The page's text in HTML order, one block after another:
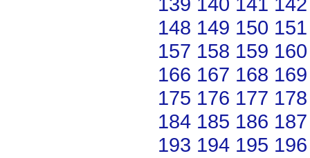
148 149 150 151
157 158 159 160
166 167 168 169
175 176 177 178
184 185 186 187
193 194 195 196